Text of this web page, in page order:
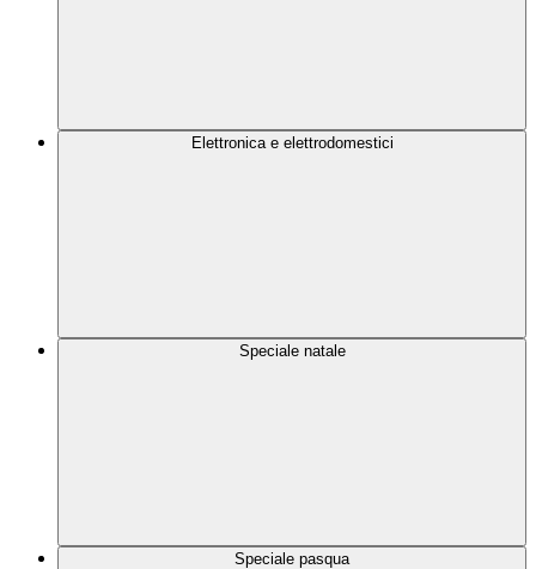
Elettronica e elettrodomestici
Speciale natale
Speciale pasqua